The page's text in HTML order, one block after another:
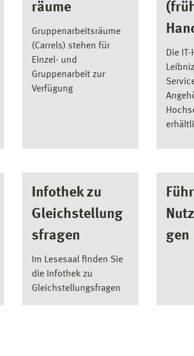
räume
Gruppenarbeitsräume
(Carrels) stehen für
Einzel- und
Gruppenarbeit zur
Verfügung
Die
Infothek zu
Gleichstellung
sfragen
Im Lesesaal finden Sie
die Infothek zu
Gleichstellungsfragen
gen